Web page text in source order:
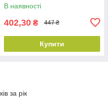
В наявності
402,30 ₴ 447 ₴
Купити
за рік